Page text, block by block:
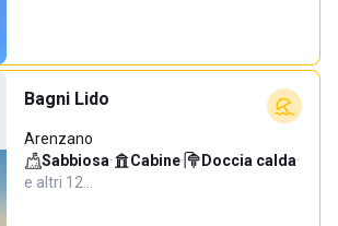
Bagni Lido
Arenzano
Sabbiosa· Cabine· Doccia calda·
e altri 12…